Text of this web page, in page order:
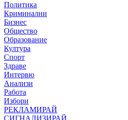
Политика
Криминални
Бизнес
Общество
Образование
Култура
Спорт
Здраве
Интервю
Анализи
Работа
Избори
РЕКЛАМИРАЙ